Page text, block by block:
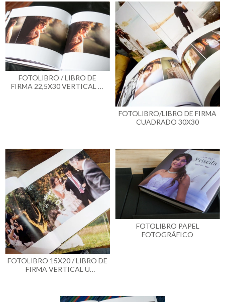
FOTOLIBRO / LIBRO DE
FIRMA 22,5X30 VERTICAL O
FOTOLIBRO/LIBRO DE FIRMA
CUADRADO 30X30
FOTOLIBRO 15X20 / LIBRO DE
FIRMA VERTICAL U
FOTOLIBRO PAPEL
FOTOGRÁFICO